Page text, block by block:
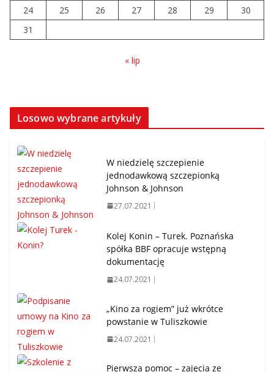
24
25 26 27 28 29
30
31
« lip
Losowo wybrane artykuły
W niedzielę szczepienie
jednodawkową szczepionką
Johnson & Johnson
27.07.2021
Kolej Konin – Turek. Poznańska
spółka BBF opracuje wstępną
dokumentację
24.07.2021
„Kino za rogiem” już wkrótce
powstanie w Tuliszkowie
24.07.2021
Pierwsza pomoc – zajęcia ze